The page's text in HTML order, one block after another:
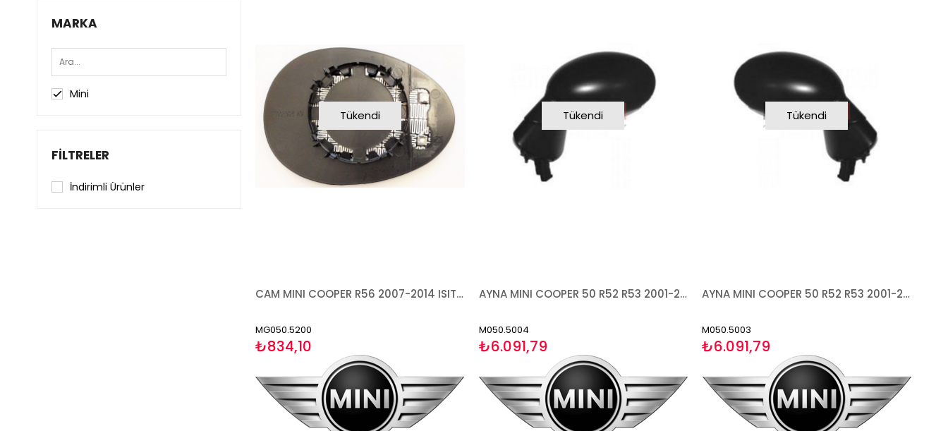
MARKA
Mini
FILTRELER
İndirimli Ürünler
Tükendi
CAM MINI COOPER R56 2007-2014 ISITMALI ASFERİK SOL
MG050.5200
₺834,10
Tükendi
AYNA MINI COOPER 50 R52 R53 2001-2006 ELEKTRİKLİ ISITMALI SOL
M050.5004
₺6.091,79
Tükendi
AYNA MINI COOPER 50 R52 R53 2001-2006 ELEKTRİKLİ ISITMALI SAĞ
M050.5003
₺6.091,79